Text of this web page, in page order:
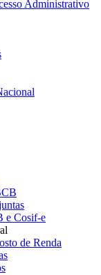
Administrativo
e Cosif-e
de Renda